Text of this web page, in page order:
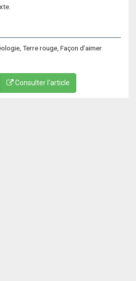
Terre rouge, Façon d’aimer
Consulter l'article